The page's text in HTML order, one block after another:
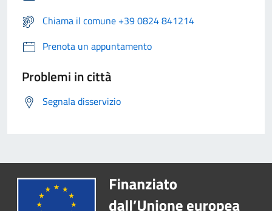
Chiama il comune +39 0824 841214
Prenota un appuntamento
Problemi in città
Segnala disservizio